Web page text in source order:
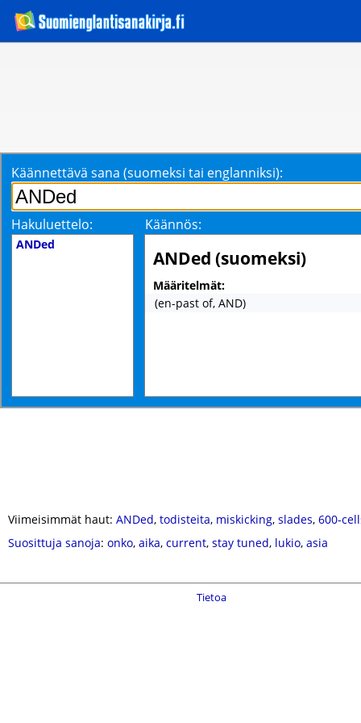
Käännettävä sana (suomeksi tai englanniksi):
Hakuluettelo: Käännös:
ANDed
ANDed (suomeksi)
Määritelmät:
(en-past of, AND)
Viimeisimmät haut: ANDed, todisteita, miskicking, slades, 600-
Suosittuja sanoja: onko, aika, current, stay tuned, lukio, asia
Tietoa